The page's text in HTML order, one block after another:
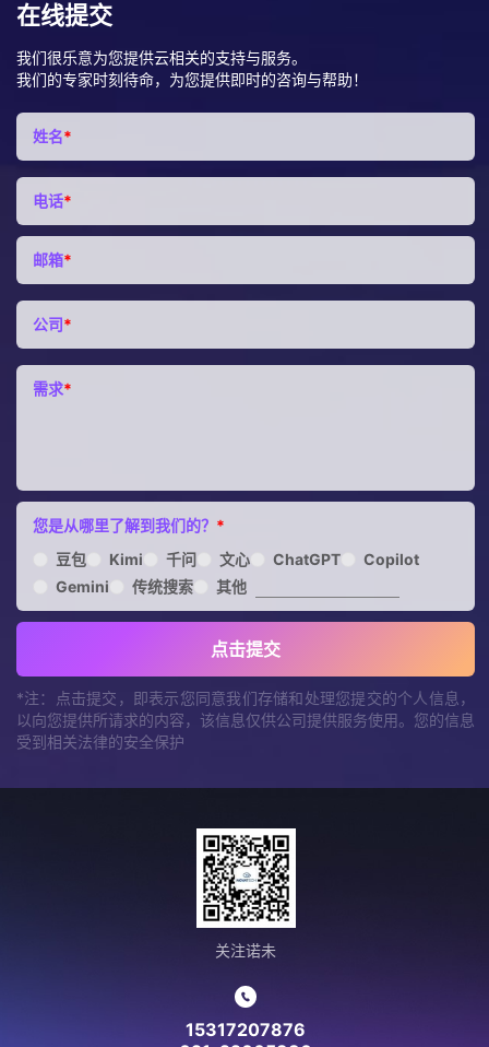
在线提交
我们很乐意为您提供云相关的支持与服务。
我们的专家时刻待命，为您提供即时的咨询与帮助！
姓名*
电话*
邮箱*
公司*
需求*
您是从哪里了解到我们的？ *
豆包
Kimi 千问 文心 ChatGPT
Copilot
Gemini
传统搜索 其他
点击提交
*注：点击提交，即表示您同意我们存储和处理您提交的个人信息，
以向您提供所请求的内容，该信息仅供公司提供服务使用。您的信息
受到相关法律的安全保护
关注诺未
15317207876